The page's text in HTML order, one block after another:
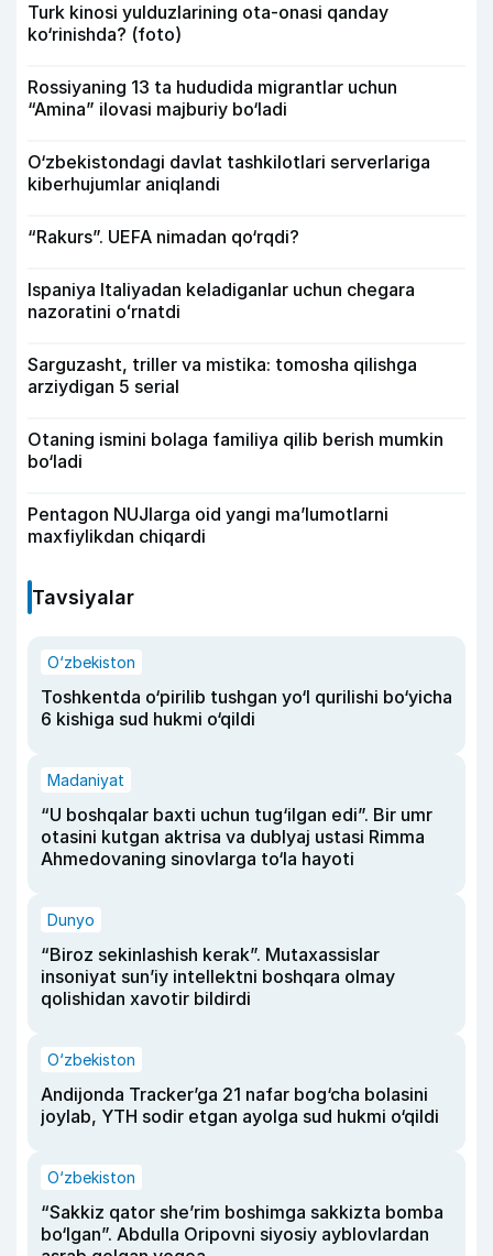
Turk kinosi yulduzlarining ota-onasi qanday
ko‘rinishda? (foto)
Rossiyaning 13 ta hududida migrantlar uchun
“Amina” ilovasi majburiy bo‘ladi
O‘zbekistondagi davlat tashkilotlari serverlariga
kiberhujumlar aniqlandi
“Rakurs”. UEFA nimadan qo‘rqdi?
Ispaniya Italiyadan keladiganlar uchun chegara
nazoratini oʻrnatdi
Sarguzasht, triller va mistika: tomosha qilishga
arziydigan 5 serial
Otaning ismini bolaga familiya qilib berish mumkin
bo‘ladi
Pentagon NUJlarga oid yangi maʼlumotlarni
maxfiylikdan chiqardi
Tavsiyalar
O‘zbekiston
Toshkentda o‘pirilib tushgan yo‘l qurilishi bo‘yicha
6 kishiga sud hukmi o‘qildi
Madaniyat
“U boshqalar baxti uchun tug‘ilgan edi”. Bir umr
otasini kutgan aktrisa va dublyaj ustasi Rimma
Ahmedovaning sinovlarga to‘la hayoti
Dunyo
“Biroz sekinlashish kerak”. Mutaxassislar
insoniyat sun’iy intellektni boshqara olmay
qolishidan xavotir bildirdi
O‘zbekiston
Andijonda Tracker’ga 21 nafar bog‘cha bolasini
joylab, YTH sodir etgan ayolga sud hukmi o‘qildi
O‘zbekiston
“Sakkiz qator she’rim boshimga sakkizta bomba
bo‘lgan”. Abdulla Oripovni siyosiy ayblovlardan